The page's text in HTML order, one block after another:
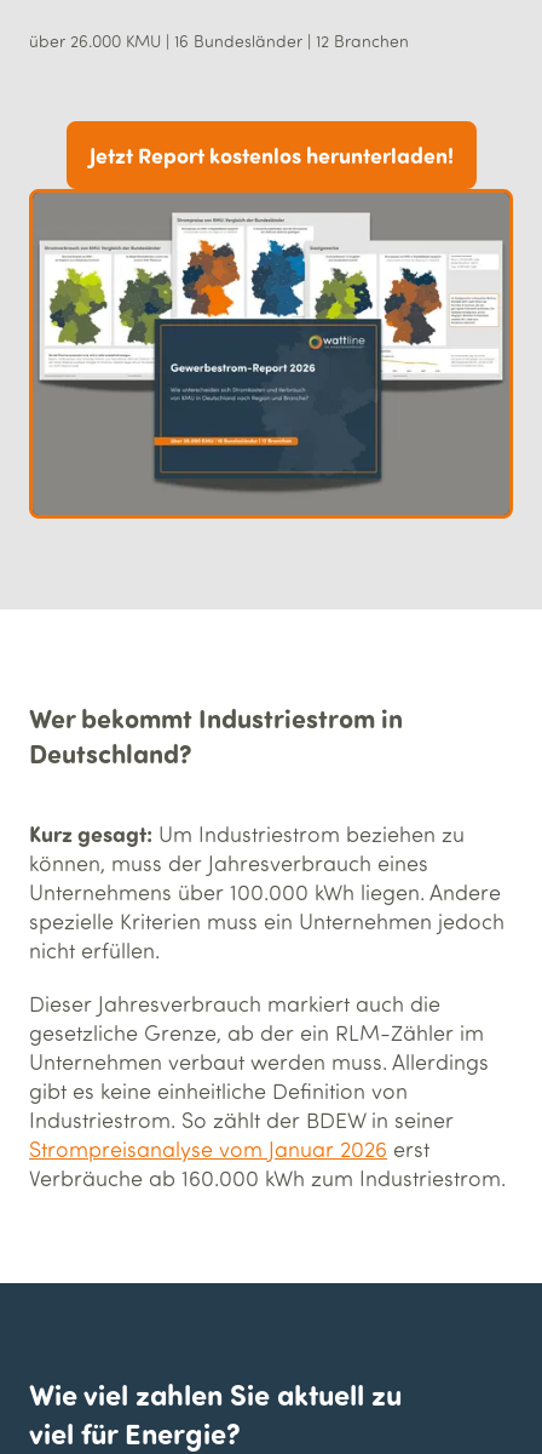
über 26.000 KMU | 16 Bundesländer | 12 Branchen
Jetzt Report kostenlos herunterladen!
Wer bekommt Industriestrom in
Deutschland?
Kurz gesagt: Um Industriestrom beziehen zu
können, muss der Jahresverbrauch eines
Unternehmens über 100.000 kWh liegen. Andere
spezielle Kriterien muss ein Unternehmen jedoch
nicht erfüllen.
Dieser Jahresverbrauch markiert auch die
gesetzliche Grenze, ab der ein RLM-Zähler im
Unternehmen verbaut werden muss. Allerdings
gibt es keine einheitliche Definition von
Industriestrom. So zählt der BDEW in seiner
Strompreisanalyse vom Januar 2026 erst
Verbräuche ab 160.000 kWh zum Industriestrom.
Wie viel zahlen Sie aktuell zu
viel für Energie?